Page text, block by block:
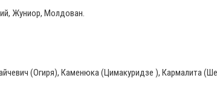
Жуниор, Молдован.
(Огиря), Каменюка (Цимакуридзе ), Кармалита